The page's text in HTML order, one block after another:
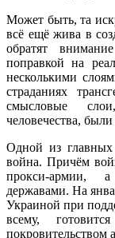
Может быть, та
всё ещё жива в
обратят
поправкой на
несколькими
страданиях
смысловые
человечества, были
Одной из главных
война. Причём
прокси-армии,
державами. На
Украиной при
всему,
покровительством